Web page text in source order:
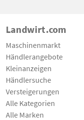
Landwirt.com
Maschinenmarkt
Händlerangebote
Kleinanzeigen
Händlersuche
Versteigerungen
Alle Kategorien
Alle Marken